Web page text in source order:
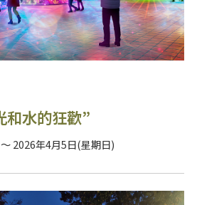
和水的狂歡”
2026年4月5日(星期日)